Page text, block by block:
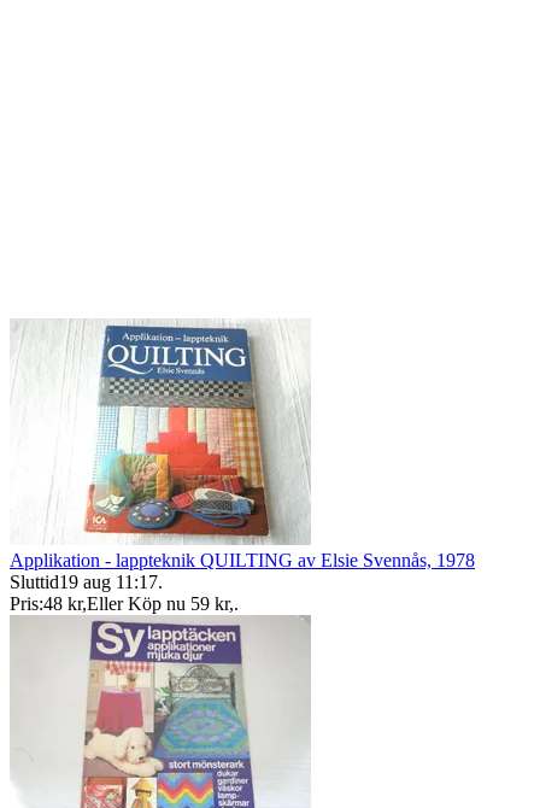
Applikation - lappteknik QUILTING av Elsie Svennås, 1978
Sluttid19 aug 11:17.
Pris:48 kr,Eller Köp nu 59 kr,.